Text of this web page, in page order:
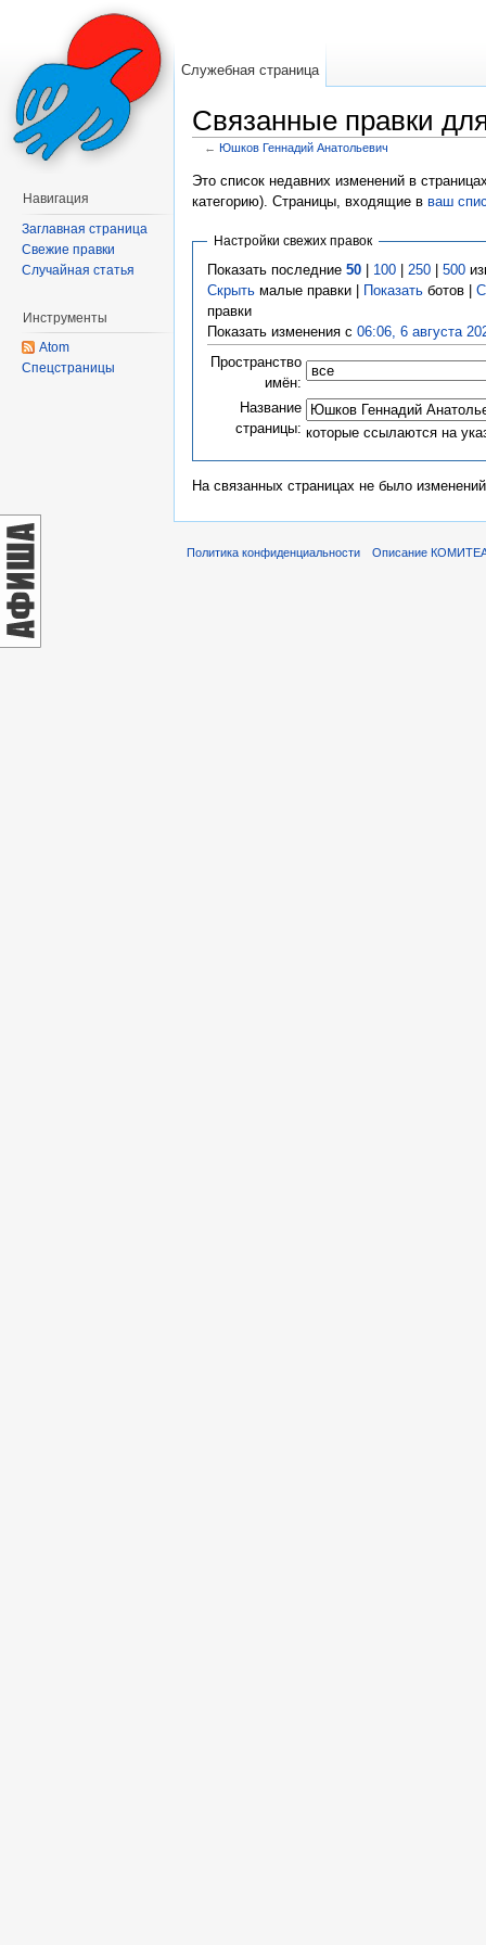
Связанные правки
← Юшков Геннадий Анатольевич
Это список недавних изменений в
категорию). Страницы, входящие в ваш
Настройки свежих правок
Показать последние 50| 100| 250| 500
Скрытьмалые правки | Показатьботов |
правки
Показать изменения с 06:06, 6 августа
Пространство
имён:
Название
страницы: которые ссылаются на
На связанных страницах не было
Служебная страница
Навигация
Заглавная страница
Свежие правки
Случайная статья
Инструменты
Atom
Спецстраницы
Политика конфиденциальности Описание